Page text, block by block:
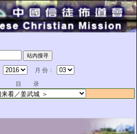
月 份：
目 录